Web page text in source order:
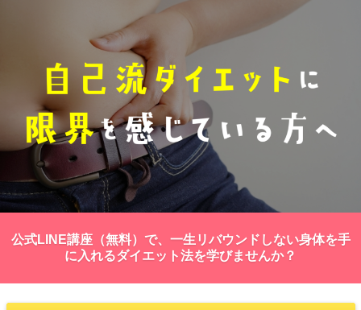
公式LINE講座（無料）で、一生リバウンドしない身体を手
に入れるダイエット法を学びませんか？